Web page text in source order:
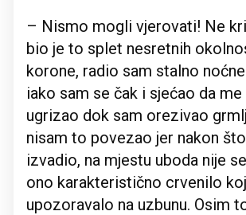
– Nismo mogli vjerovati! Ne
bio je to splet nesretnih
korone, radio sam stalno
iako sam se čak i sjećao da
ugrizao dok sam orezivao
nisam to povezao jer nakon
izvadio, na mjestu uboda nije
ono karakteristično crvenilo
upozoravalo na uzbunu. Osim